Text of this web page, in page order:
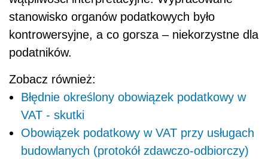
stanowisko organów podatkowych było
kontrowersyjne, a co gorsza – niekorzystne dla
podatników.
Zobacz również:
Błędnie określony obowiązek podatkowy w
VAT - skutki
Obowiązek podatkowy w VAT przy usługach
budowlanych (protokół zdawczo-odbiorczy)